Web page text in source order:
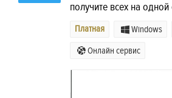
получите всех на одной
Платная Windows
Онлайн сервис